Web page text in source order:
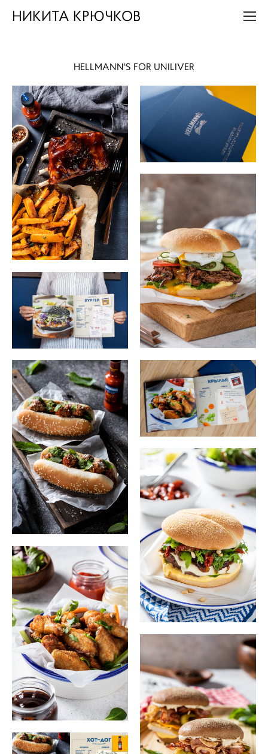
НИКИТА КРЮЧКОВ
HELLMANN'S FOR UNILIVER